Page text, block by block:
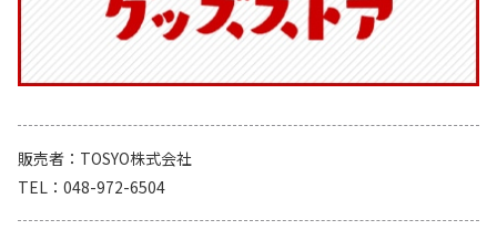
販売者
TOSYO株式会社
TEL
048-972-6504